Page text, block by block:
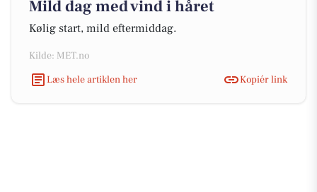
Mild dag med vind i håret
Kølig start, mild eftermiddag.
Kilde: MET.no
Læs hele artiklen her
Kopiér link